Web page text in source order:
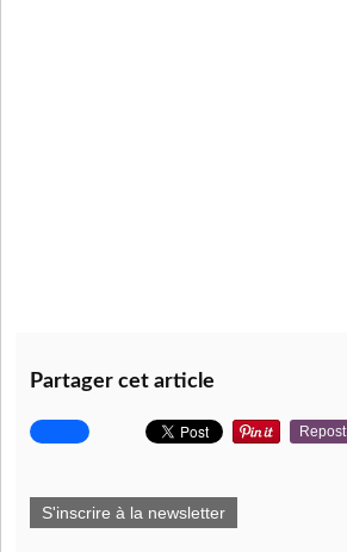
Partager cet article
Repost
S'inscrire à la newsletter